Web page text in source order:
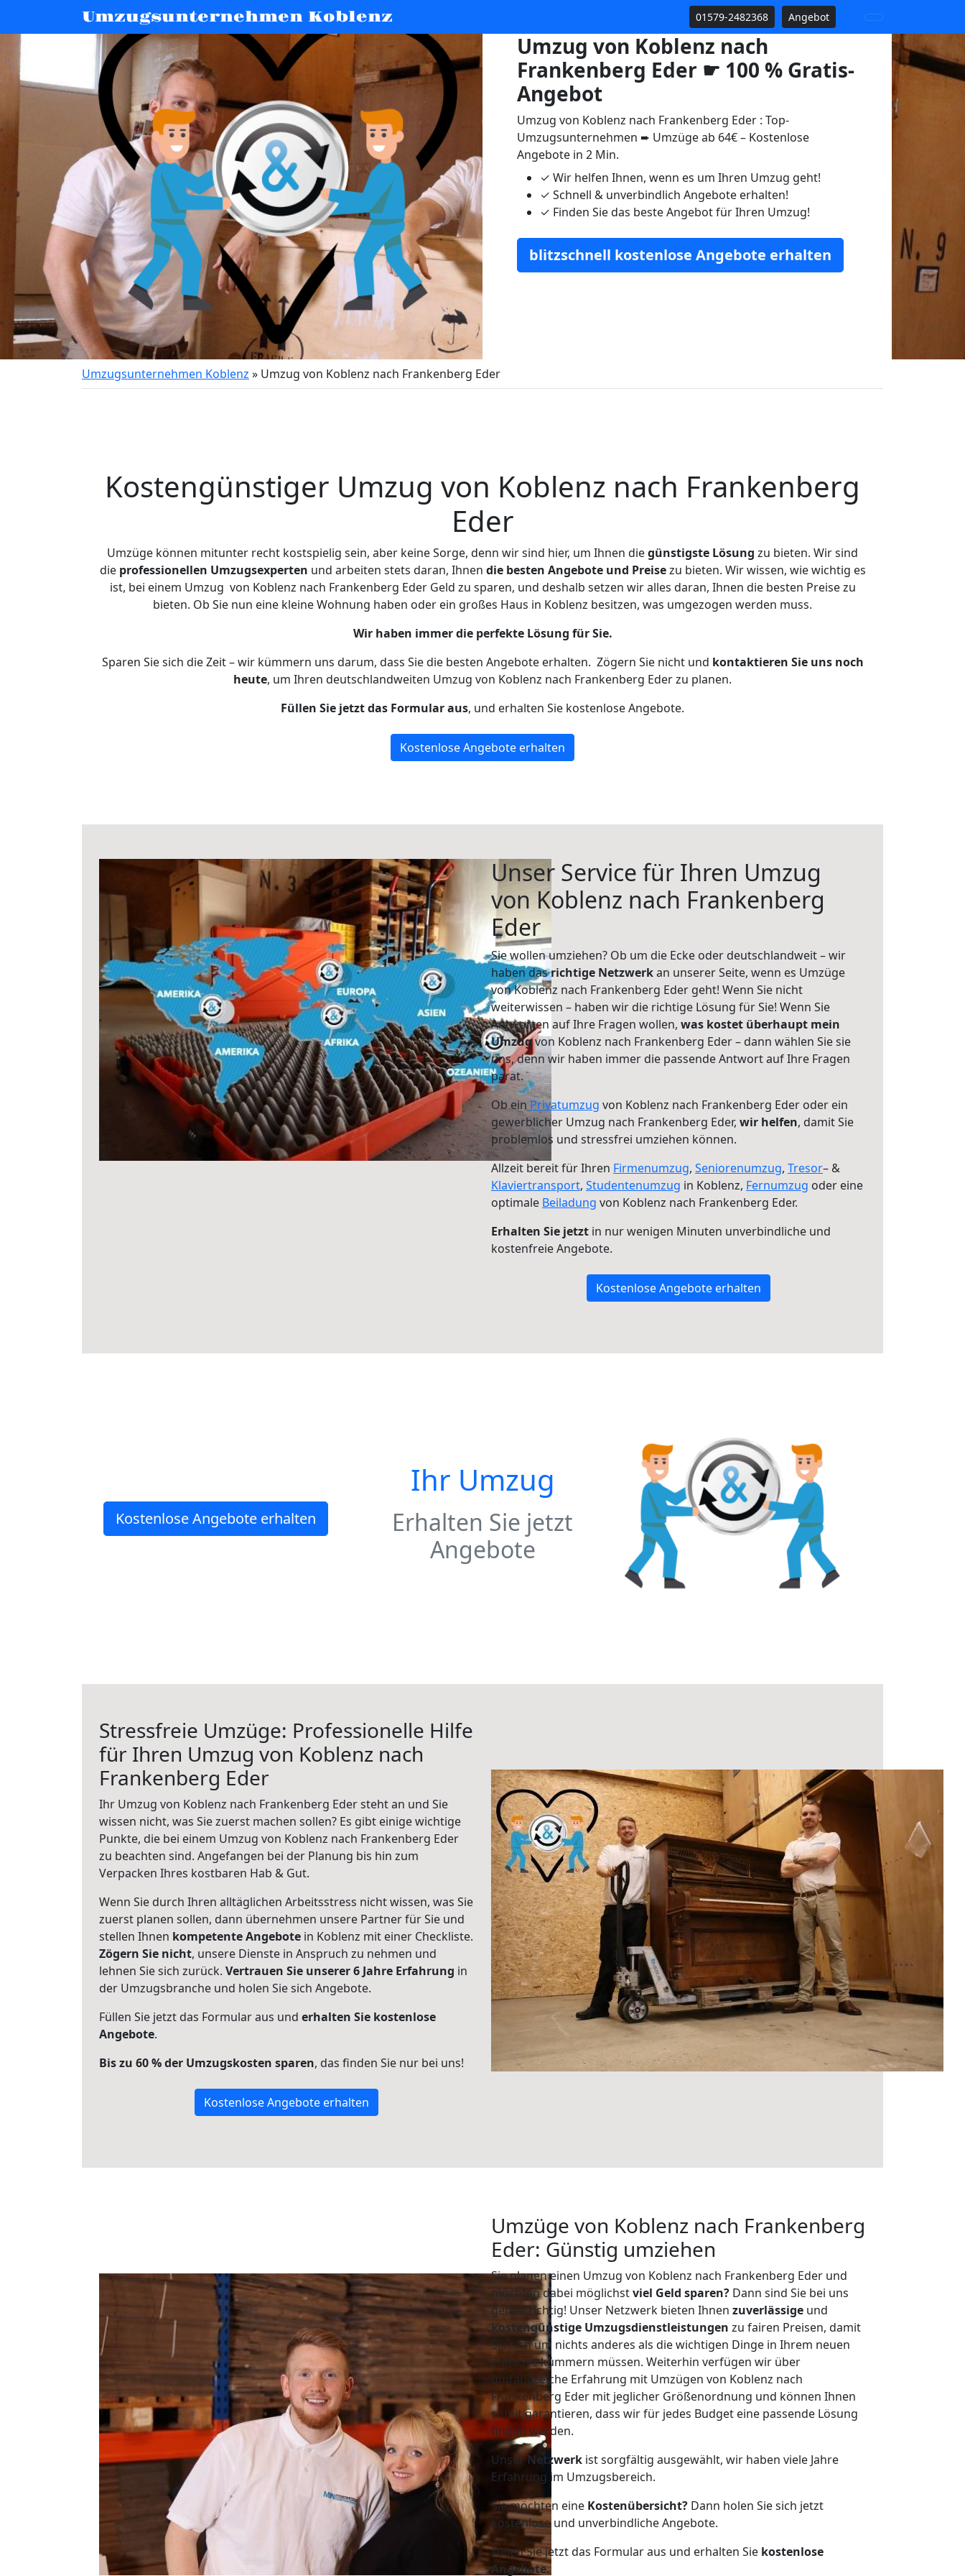
Umzugsunternehmen Koblenz 01579-2482368 Angebot
Umzug von Koblenz nach
Frankenberg Eder ☛ 100 % Gratis-
Angebot
Umzug von Koblenz nach Frankenberg Eder : Top-
Umzugsunternehmen ➨ Umzüge ab 64€ – Kostenlose
Angebote in 2 Min.
✓ Wir helfen Ihnen, wenn es um Ihren Umzug geht!
✓ Schnell & unverbindlich Angebote erhalten!
✓ Finden Sie das beste Angebot für Ihren Umzug!
blitzschnell kostenlose Angebote erhalten
Umzugsunternehmen Koblenz » Umzug von Koblenz nach Frankenberg Eder
Kostengünstiger Umzug von Koblenz nach Frankenberg
Eder
Umzüge können mitunter recht kostspielig sein, aber keine Sorge, denn wir sind hier, um Ihnen diegünstigste Lösung zu bieten. Wir sind
die professionellen Umzugsexperten und arbeiten stets daran, Ihnen die besten Angebote und Preisezu bieten. Wir wissen, wie wichtig es
ist, bei einem Umzug von Koblenz nach Frankenberg Eder Geld zu sparen, und deshalb setzen wir alles daran, Ihnen die besten Preise zu
bieten. Ob Sie nun eine kleine Wohnung haben oder ein großes Haus in Koblenz besitzen, was umgezogen werden muss.
Wir haben immer die perfekte Lösung für Sie.
Sparen Sie sich die Zeit – wir kümmern uns darum, dass Sie die besten Angebote erhalten. Zögern Sie nicht und kontaktieren Sie uns noch
heute, um Ihren deutschlandweiten Umzug von Koblenz nach Frankenberg Eder zu planen.
Füllen Sie jetzt das Formular aus, und erhalten Sie kostenlose Angebote.
Kostenlose Angebote erhalten
Unser Service für Ihren Umzug
von Koblenz nach Frankenberg
Eder
Sie wollen umziehen? Ob um die Ecke oder deutschlandweit – wir
haben dasrichtige Netzwerkan unserer Seite, wenn es Umzüge
von Koblenz nach Frankenberg Eder geht! Wenn Sie nicht
weiterwissen – haben wir die richtige Lösung für Sie! Wenn Sie
Antworten auf Ihre Fragen wollen, was kostet überhaupt mein
Umzugvon Koblenz nach Frankenberg Eder – dann wählen Sie sie
uns, denn wir haben immer die passende Antwort auf Ihre Fragen
parat.
Ob einPrivatumzug von Koblenz nach Frankenberg Eder oder ein
gewerblicher Umzug nach Frankenberg Eder, wir helfen, damit Sie
problemlos und stressfrei umziehen können.
Allzeit bereit für Ihren Firmenumzug, Seniorenumzug, Tresor– &
Klaviertransport, Studentenumzug in Koblenz, Fernumzug oder eine
optimale Beiladung von Koblenz nach Frankenberg Eder.
Erhalten Sie jetzt in nur wenigen Minuten unverbindliche und
kostenfreie Angebote.
Kostenlose Angebote erhalten
Kostenlose Angebote erhalten
Ihr Umzug
Erhalten Sie jetzt
Angebote
Stressfreie Umzüge: Professionelle Hilfe
für Ihren Umzug von Koblenz nach
Frankenberg Eder
Ihr Umzug von Koblenz nach Frankenberg Eder steht an und Sie
wissen nicht, was Sie zuerst machen sollen? Es gibt einige wichtige
Punkte, die bei einem Umzug von Koblenz nach Frankenberg Eder
zu beachten sind. Angefangen bei der Planung bis hin zum
Verpacken Ihres kostbaren Hab & Gut.
Wenn Sie durch Ihren alltäglichen Arbeitsstress nicht wissen, was Sie
zuerst planen sollen, dann übernehmen unsere Partner für Sie und
stellen Ihnen kompetente Angebote in Koblenz mit einer Checkliste.
Zögern Sie nicht, unsere Dienste in Anspruch zu nehmen und
lehnen Sie sich zurück. Vertrauen Sie unserer 6 Jahre Erfahrung in
der Umzugsbranche und holen Sie sich Angebote.
Füllen Sie jetzt das Formular aus und erhalten Sie kostenlose
Angebote.
Bis zu 60 % der Umzugskosten sparen, das finden Sie nur bei uns!
Kostenlose Angebote erhalten
Umzüge von Koblenz nach Frankenberg
Eder: Günstig umziehen
Sie planen einen Umzug von Koblenz nach Frankenberg Eder und
möchten dabei möglichstviel Geld sparen? Dann sind Sie bei uns
genau richtig! Unser Netzwerk bieten Ihnen zuverlässige und
kostengünstige Umzugsdienstleistungen zu fairen Preisen, damit
Sie sich um nichts anderes als die wichtigen Dinge in Ihrem neuen
Zuhause kümmern müssen. Weiterhin verfügen wir über
umfangreiche Erfahrung mit Umzügen von Koblenz nach
Frankenberg Eder mit jeglicher Größenordnung und können Ihnen
somit garantieren, dass wir für jedes Budget eine passende Lösung
finden werden.
UnserNetzwerk ist sorgfältig ausgewählt, wir haben viele Jahre
Erfahrung im Umzugsbereich.
Sie möchten eine Kostenübersicht? Dann holen Sie sich jetzt
kostenlose und unverbindliche Angebote.
Füllen Sie jetzt das Formular aus und erhalten Sie kostenlose
Angebote.